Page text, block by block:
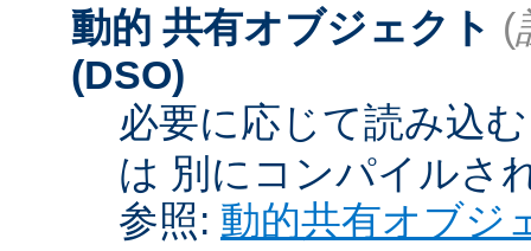
動的 共有オブジェクト (
(DSO)
必要に応じて読み込
は 別にコンパイルさ
参照: 動的共有オブジ